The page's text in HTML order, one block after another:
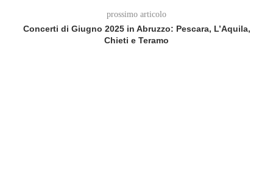
prossimo articolo
Concerti di Giugno 2025 in Abruzzo: Pescara, L’Aquila,
Chieti e Teramo